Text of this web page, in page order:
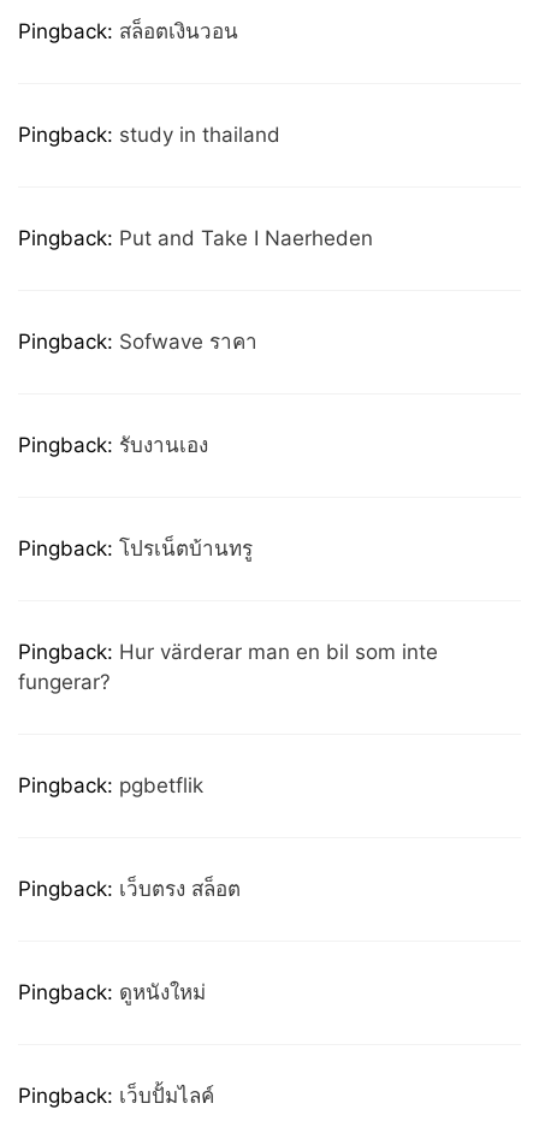
Pingback: สล็อตเงินวอน
Pingback: study in thailand
Pingback: Put and Take I Naerheden
Pingback: Sofwave ราคา
Pingback: รับงานเอง
Pingback: โปรเน็ตบ้านทรู
Pingback: Hur värderar man en bil som inte
fungerar?
Pingback: pgbetflik
Pingback: เว็บตรง สล็อต
Pingback: ดูหนังใหม่
Pingback: เว็บปั้มไลค์